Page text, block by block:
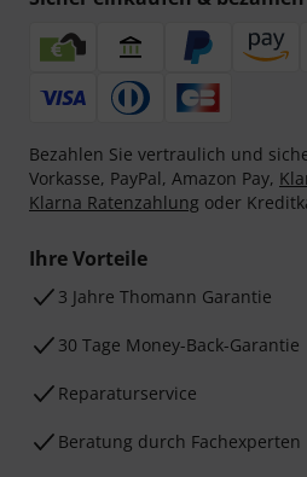
Bezahlen Sie vertraulich und
Vorkasse, PayPal, Amazon Pay,
Klarna Ratenzahlung oder
Ihre Vorteile
3 Jahre Thomann Garantie
30 Tage Money-Back-Garantie
Reparaturservice
Beratung durch Fachexperten